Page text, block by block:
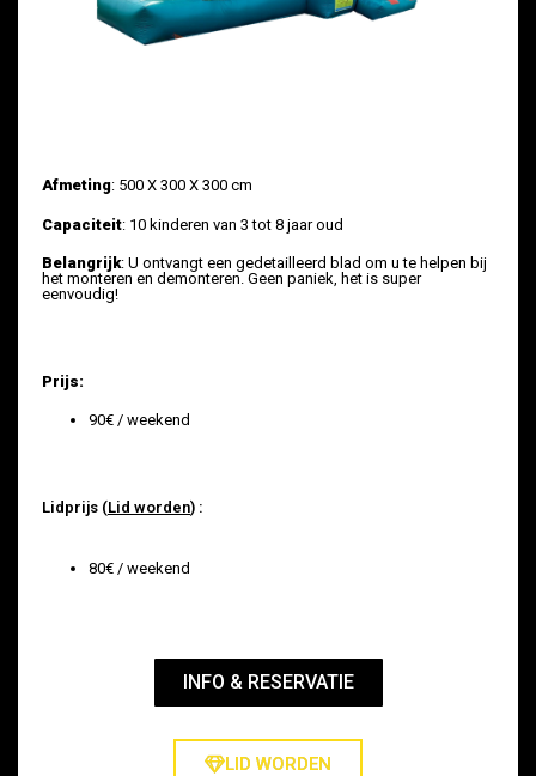
Afmeting: 500 X 300 X 300 cm
Capaciteit: 10 kinderen van 3 tot 8 jaar oud
Belangrijk: U ontvangt een gedetailleerd blad om u te helpen bij
het monteren en demonteren. Geen paniek, het is super
eenvoudig!
Prijs:
90€ / weekend
Lidprijs (Lid worden) :
80€ / weekend
INFO & RESERVATIE
LID WORDEN